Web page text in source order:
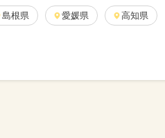
島根県 愛媛県 高知県